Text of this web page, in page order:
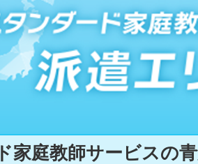
家庭教師サービスの